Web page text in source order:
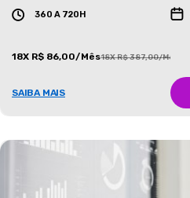
360 A 720H
18X R$ 86,00/Mês18X R$ 387,00/Mês
SAIBA MAIS